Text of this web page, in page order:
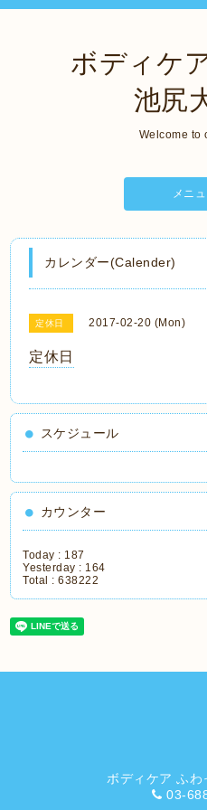
ボディケ
池尻
Welcome to
メニ
カレンダー(Calender)
定休日 2017-02-20 (Mon)
定休日
スケジュール
カウンター
Today : 187
Yesterday : 164
Total :638222
ボディケア ふ
03-